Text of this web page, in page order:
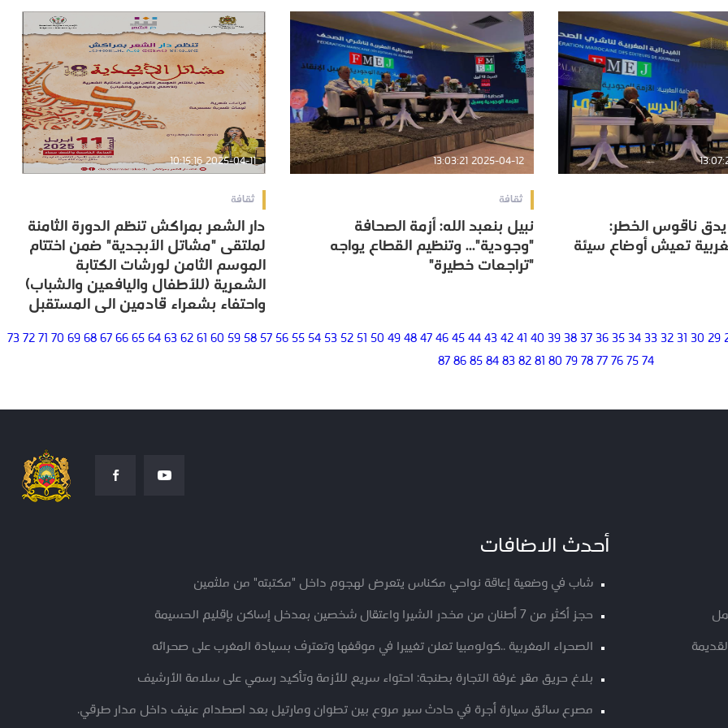
ناقوس الخطر:
تعيش أوضاع سيئة
ناقوس الخطر:
تعيش أوضاع سيئة
2025-04-12 13:03:21
ثقافة
نبيل بنعبد الله: أزمة الصحافة
"وجودية"... وتنظيم القطاع يواجه
"تراجعات خطيرة"
نبيل بنعبد الله: أزمة الصحافة
"وجودية"... وتنظيم القطاع يواجه
"تراجعات خطيرة"
2025-04-11 10:15:16
ثقافة
دار الشعر بمراكش تنظم الدورة الثامنة
لملتقى "مشاتل الأبجدية" ضمن اختتام
الموسم الثامن لورشات الكتابة
الشعرية (للأطفال واليافعين والشباب)
واحتفاء بشعراء قادمين الى المستقبل
دار الشعر بمراكش تنظم الدورة الثامنة
لملتقى "مشاتل الأبجدية" ضمن اختتام
الموسم الثامن لورشات الكتابة
الشعرية (للأطفال واليافعين والشباب)
واحتفاء بشعراء قادمين الى المستقبل
29
30
31
32
33
34
35
36
37
38
39
40
41
42
43
44
45
46
47
48
49
50
51
52
53
54
55
56
57
58
59
60
61
62
63
64
65
66
67
68
69
70
71
72
73
74
75
76
77
78
79
80
81
82
83
84
85
86
87
أحدث الاضافات
شاب في وضعية إعاقة نواحي مكناس يتعرض لهجوم داخل "مكتبته" من ملثمين
حجز أكثر من 7 أطنان من مخدر الشيرا واعتقال شخصين بمدخل إساكن بإقليم الحسيمة
الصحراء المغربية ..كولومبيا تعلن تغييرا في موقفها وتعترف بسيادة المغرب على صحرائه
بلاغ حريق مقر غرفة التجارة بطنجة: احتواء سريع للأزمة وتأكيد رسمي على سلامة الأرشيف
مصرع سائق سيارة أجرة في حادث سير مروع بين تطوان ومارتيل بعد اصطدام عنيف داخل مدار طرقي.